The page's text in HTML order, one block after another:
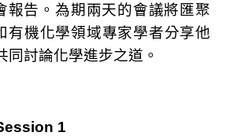
報告。為期兩天的會議將匯聚
有機化學領域專家學者分享他
同討論化學進步之道。
1